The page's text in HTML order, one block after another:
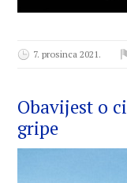
7. prosinca 2021.
Obavijest o
gripe